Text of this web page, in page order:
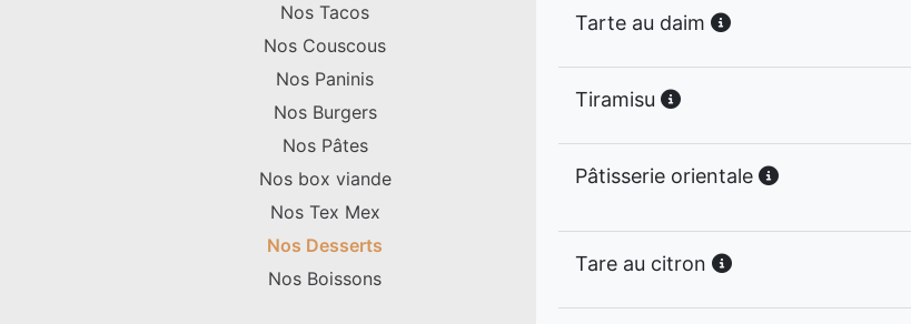
Nos Tacos
Nos Couscous
Nos Paninis
Nos Burgers
Nos Pâtes
Nos box viande
Nos Tex Mex
Nos Desserts
Nos Boissons
Tarte au daim
Tiramisu
Pâtisserie orientale
Tare au citron